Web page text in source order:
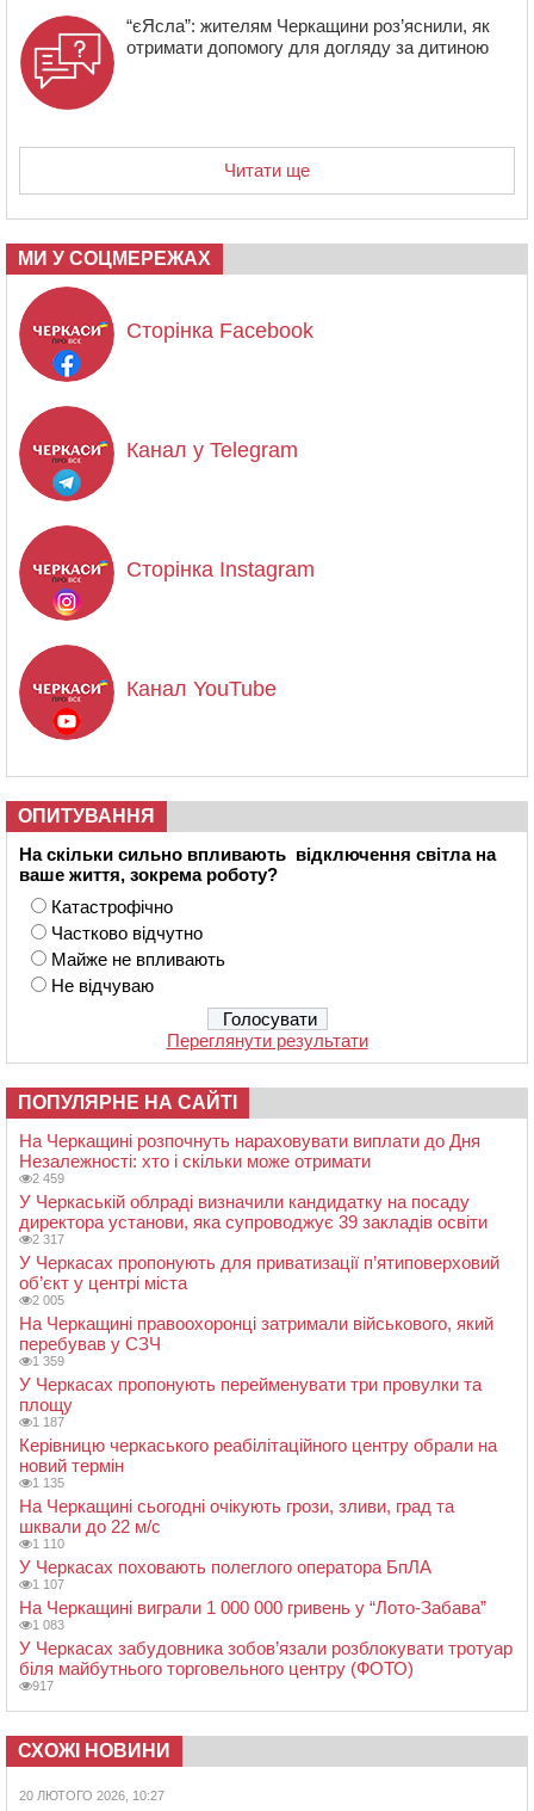
“єЯсла”: жителям Черкащини роз’яснили, як
отримати допомогу для догляду за дитиною
Читати ще
МИ У СОЦМЕРЕЖАХ
Сторінка Facebook
Канал у Telegram
Сторінка Instagram
Канал YouTube
ОПИТУВАННЯ
На скільки сильно впливають відключення світла на
ваше життя, зокрема роботу?
Катастрофічно
Частково відчутно
Майже не впливають
Не відчуваю
Переглянути результати
ПОПУЛЯРНЕ НА САЙТІ
На Черкащині розпочнуть нараховувати виплати до Дня
Незалежності: хто і скільки може отримати
2 459
У Черкаській облраді визначили кандидатку на посаду
директора установи, яка супроводжує 39 закладів освіти
2 317
У Черкасах пропонують для приватизації п’ятиповерховий
об’єкт у центрі міста
2 005
На Черкащині правоохоронці затримали військового, який
перебував у СЗЧ
1 359
У Черкасах пропонують перейменувати три провулки та
площу
1 187
Керівницю черкаського реабілітаційного центру обрали на
новий термін
1 135
На Черкащині сьогодні очікують грози, зливи, град та
шквали до 22 м/с
1 110
У Черкасах поховають полеглого оператора БпЛА
1 107
На Черкащині виграли 1 000 000 гривень у “Лото-Забава”
1 083
У Черкасах забудовника зобов’язали розблокувати тротуар
біля майбутнього торговельного центру (ФОТО)
917
СХОЖІ НОВИНИ
20 ЛЮТОГО 2026, 10:27